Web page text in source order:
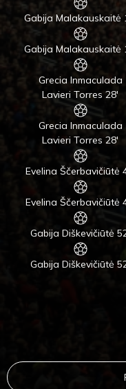
Gabija Malakauskaitė
Gabija Malakauskaitė
Grecia Inmaculada
Lavieri Torres 28'
Grecia Inmaculada
Lavieri Torres 28'
Evelina Ščerbavičiūtė
Evelina Ščerbavičiūtė
Gabija Diškevičiūtė
Gabija Diškevičiūtė